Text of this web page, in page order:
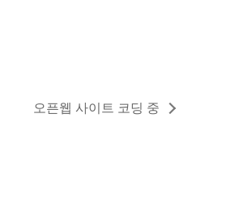
오픈웹 사이트 코딩 중